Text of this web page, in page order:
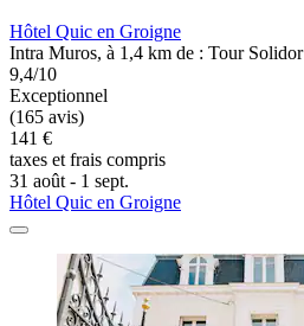
Hôtel Quic en Groigne
Intra Muros, à 1,4 km de : Tour Solidor
9,4/10
Exceptionnel
(165 avis)
141 €
taxes et frais compris
31 août - 1 sept.
Hôtel Quic en Groigne